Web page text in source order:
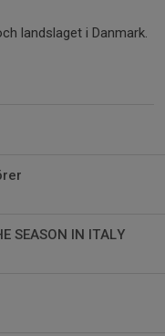
landslaget i Danmark.
SEASON IN ITALY